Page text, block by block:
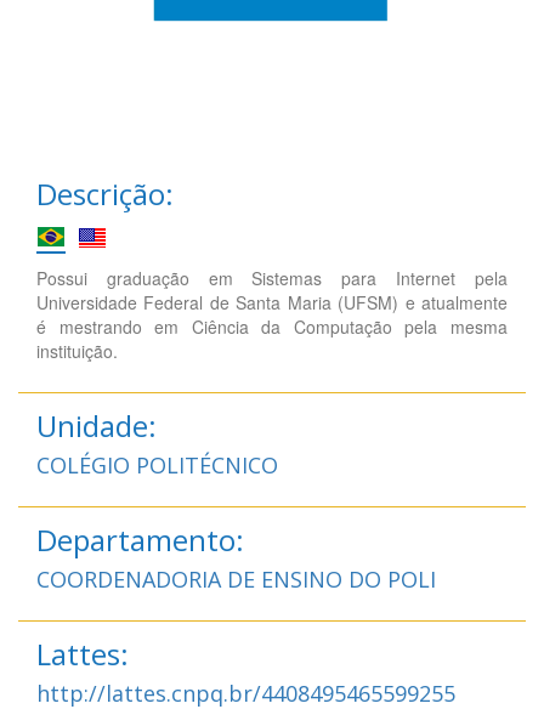
Descrição:
Possui graduação em Sistemas para Internet pela
Universidade Federal de Santa Maria (UFSM) e atualmente
é mestrando em Ciência da Computação pela mesma
instituição.
Unidade:
COLÉGIO POLITÉCNICO
Departamento:
COORDENADORIA DE ENSINO DO POLI
Lattes:
http://lattes.cnpq.br/4408495465599255